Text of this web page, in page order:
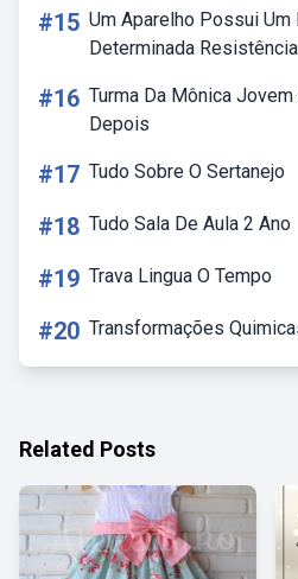
#15 Um Aparelho Possui
Determinada
#16 Turma Da Mônica
Depois
#17 Tudo Sobre O Sertanejo
#18 Tudo Sala De Aula 2 Ano
#19 Trava Lingua O Tempo
#20 Transformações
Related Posts